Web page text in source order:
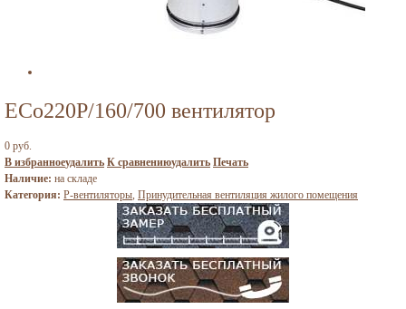
ECo220Р/160/700 вентилятор
0 руб.
В избранноеудалить К сравнениюудалить Печать
Наличие: на складе
Категория: P-вентиляторы, Принудительная вентиляция жилого помещения